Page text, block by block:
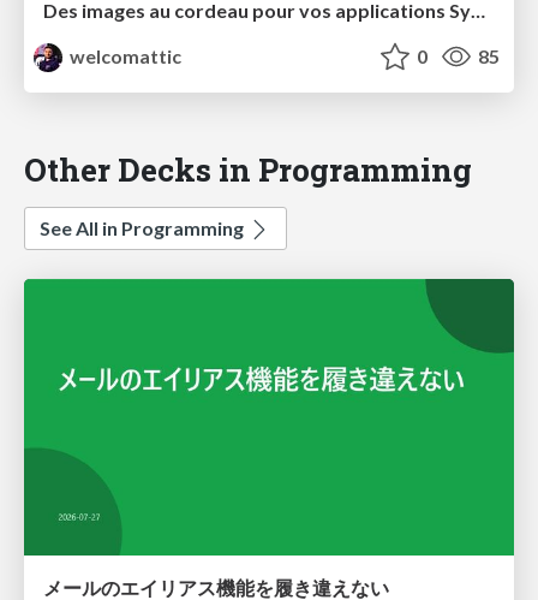
Des images au cordeau pour vos applications Symfony
welcomattic
0 85
Other Decks in Programming
See All in Programming
メールのエイリアス機能を履き違えない